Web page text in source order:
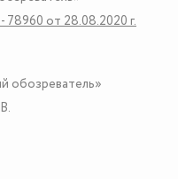
от 28.08.2020 г.
обозреватель»